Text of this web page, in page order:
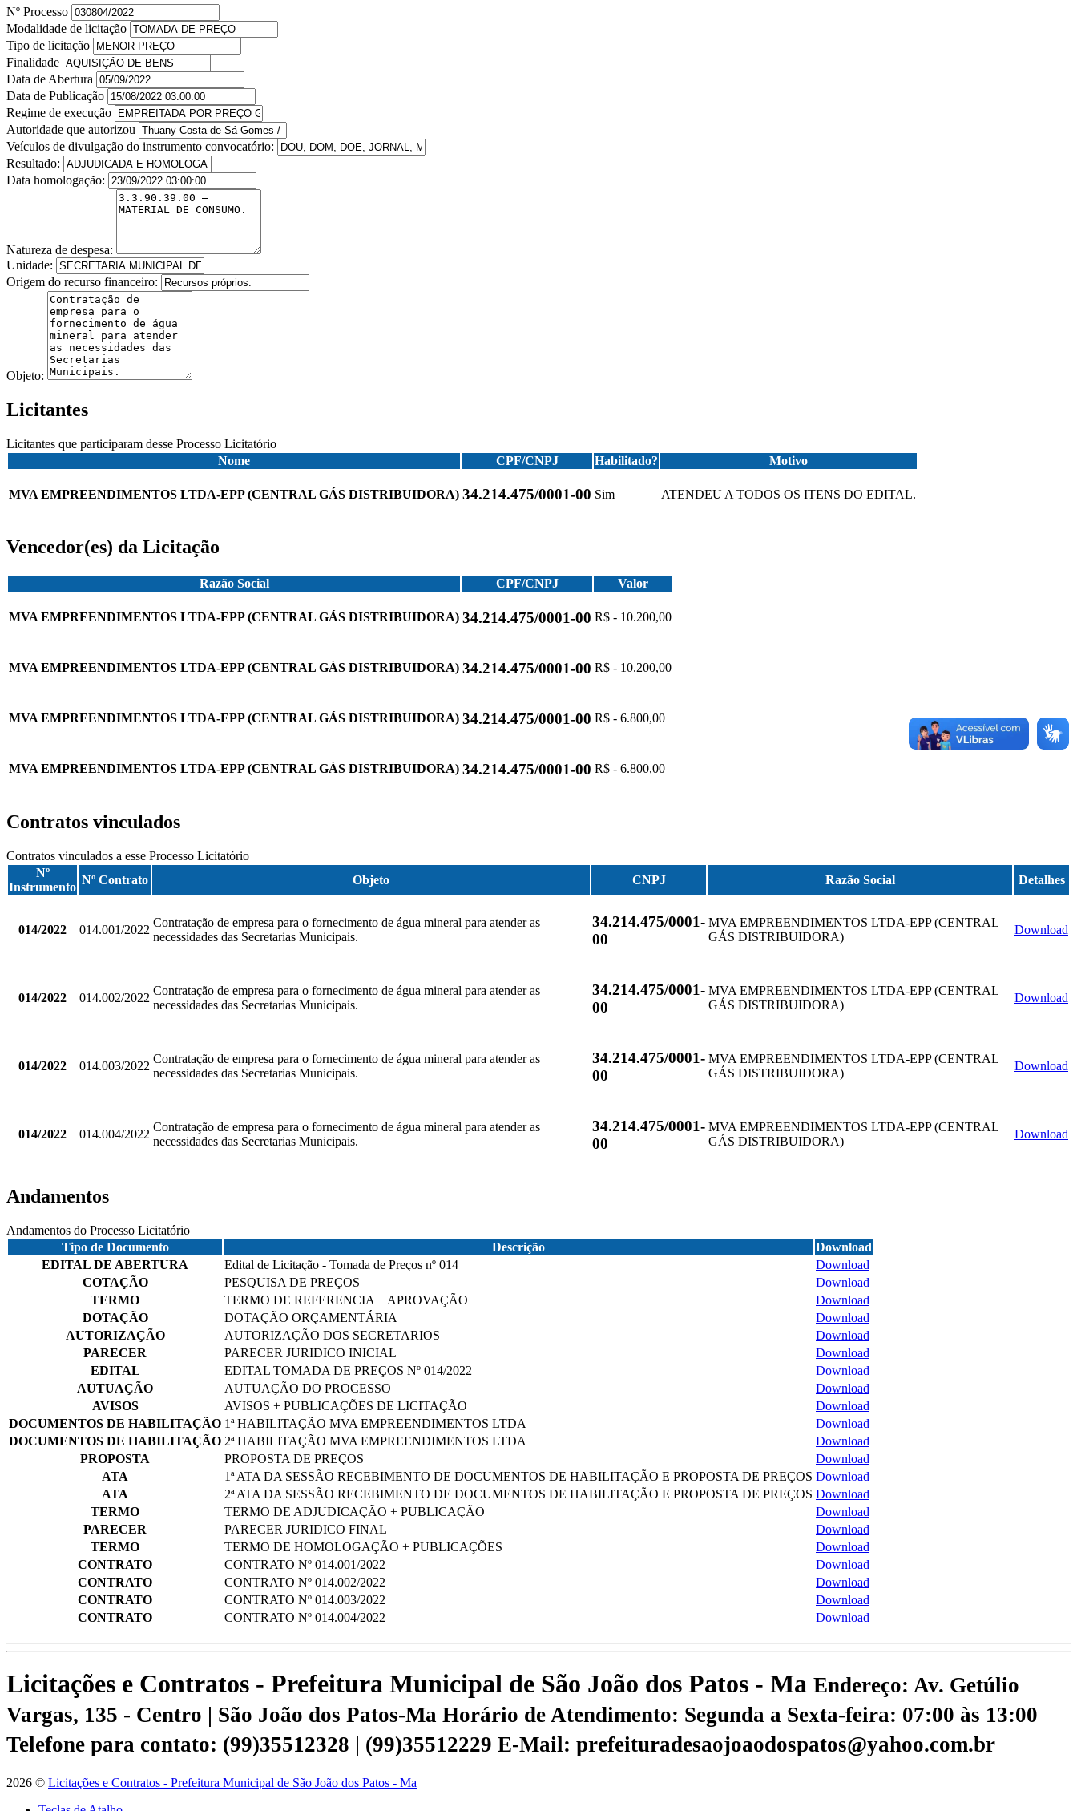
Nº Processo
Modalidade de licitação
Tipo de licitação
Finalidade
Data de Abertura
Data de Publicação
Regime de execução
Autoridade que autorizou
Veículos de divulgação do instrumento convocatório:
Resultado:
Data homologação:
Natureza de despesa:
Unidade:
Origem do recurso financeiro:
Objeto:
Licitantes
Licitantes que participaram desse Processo Licitatório
Nome
CPF/CNPJ Habilitado? Motivo
MVA EMPREENDIMENTOS LTDA-EPP (CENTRAL GÁS DISTRIBUIDORA) 34.214.475/0001-00 Sim ATENDEU A TODOS OS ITENS DO EDITAL.
Vencedor(es) da Licitação
Razão Social CPF/CNPJ Valor
MVA EMPREENDIMENTOS LTDA-EPP (CENTRAL GÁS DISTRIBUIDORA) 34.214.475/0001-00 R$ - 10.200,00
MVA EMPREENDIMENTOS LTDA-EPP (CENTRAL GÁS DISTRIBUIDORA) 34.214.475/0001-00 R$ - 10.200,00
MVA EMPREENDIMENTOS LTDA-EPP (CENTRAL GÁS DISTRIBUIDORA) 34.214.475/0001-00 R$ - 6.800,00
MVA EMPREENDIMENTOS LTDA-EPP (CENTRAL GÁS DISTRIBUIDORA) 34.214.475/0001-00 R$ - 6.800,00
Contratos vinculados
Contratos vinculados a esse Processo Licitatório
Nº
Instrumento
Nº Contrato Objeto CNPJ Razão Social Detalhes
014/2022 014.001/2022
Contratação de empresa para o fornecimento de água mineral para atender as
necessidades das Secretarias Municipais.
34.214.475/0001-
00
MVA EMPREENDIMENTOS LTDA-EPP (CENTRAL
GÁS DISTRIBUIDORA)
Download
014/2022 014.002/2022
Contratação de empresa para o fornecimento de água mineral para atender as
necessidades das Secretarias Municipais.
34.214.475/0001-
00
MVA EMPREENDIMENTOS LTDA-EPP (CENTRAL
GÁS DISTRIBUIDORA)
Download
014/2022 014.003/2022
Contratação de empresa para o fornecimento de água mineral para atender as
necessidades das Secretarias Municipais.
34.214.475/0001-
00
MVA EMPREENDIMENTOS LTDA-EPP (CENTRAL
GÁS DISTRIBUIDORA)
Download
014/2022 014.004/2022
Contratação de empresa para o fornecimento de água mineral para atender as
necessidades das Secretarias Municipais.
34.214.475/0001-
00
MVA EMPREENDIMENTOS LTDA-EPP (CENTRAL
GÁS DISTRIBUIDORA)
Download
Andamentos
Andamentos do Processo Licitatório
Tipo de Documento
Descrição
Download
EDITAL DE ABERTURA
Edital de Licitação - Tomada de Preços nº 014
Download
COTAÇÃO
PESQUISA DE PREÇOS
Download
TERMO
TERMO DE REFERENCIA + APROVAÇÃO
Download
DOTAÇÃO
DOTAÇÃO ORÇAMENTÁRIA
Download
AUTORIZAÇÃO
AUTORIZAÇÃO DOS SECRETARIOS
Download
PARECER
PARECER JURIDICO INICIAL
Download
EDITAL
EDITAL TOMADA DE PREÇOS Nº 014/2022
Download
AUTUAÇÃO
AUTUAÇÃO DO PROCESSO
Download
AVISOS
AVISOS + PUBLICAÇÕES DE LICITAÇÃO
Download
DOCUMENTOS DE HABILITAÇÃO 1ª HABILITAÇÃO MVA EMPREENDIMENTOS LTDA
Download
DOCUMENTOS DE HABILITAÇÃO 2ª HABILITAÇÃO MVA EMPREENDIMENTOS LTDA
Download
PROPOSTA
PROPOSTA DE PREÇOS
Download
ATA
1ª ATA DA SESSÃO RECEBIMENTO DE DOCUMENTOS DE HABILITAÇÃO E PROPOSTA DE PREÇOS Download
ATA
2ª ATA DA SESSÃO RECEBIMENTO DE DOCUMENTOS DE HABILITAÇÃO E PROPOSTA DE PREÇOS Download
TERMO
TERMO DE ADJUDICAÇÃO + PUBLICAÇÃO
Download
PARECER
PARECER JURIDICO FINAL
Download
TERMO
TERMO DE HOMOLOGAÇÃO + PUBLICAÇÕES
Download
CONTRATO
CONTRATO Nº 014.001/2022
Download
CONTRATO
CONTRATO Nº 014.002/2022
Download
CONTRATO
CONTRATO Nº 014.003/2022
Download
CONTRATO
CONTRATO Nº 014.004/2022 Download
Licitações e Contratos - Prefeitura Municipal de São João dos Patos - Ma Endereço: Av. Getúlio
Vargas, 135 - Centro | São João dos Patos-Ma Horário de Atendimento: Segunda a Sexta-feira: 07:00 às 13:00
Telefone para contato: (99)35512328 | (99)35512229 E-Mail: prefeituradesaojoaodospatos@yahoo.com.br
2026 © Licitações e Contratos - Prefeitura Municipal de São João dos Patos - Ma